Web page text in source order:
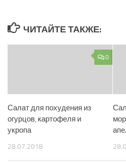
ЧИТАЙТЕ ТАКЖЕ:
0
Салат для похудения из
огурцов, картофеля и
укропа
28.07.2018